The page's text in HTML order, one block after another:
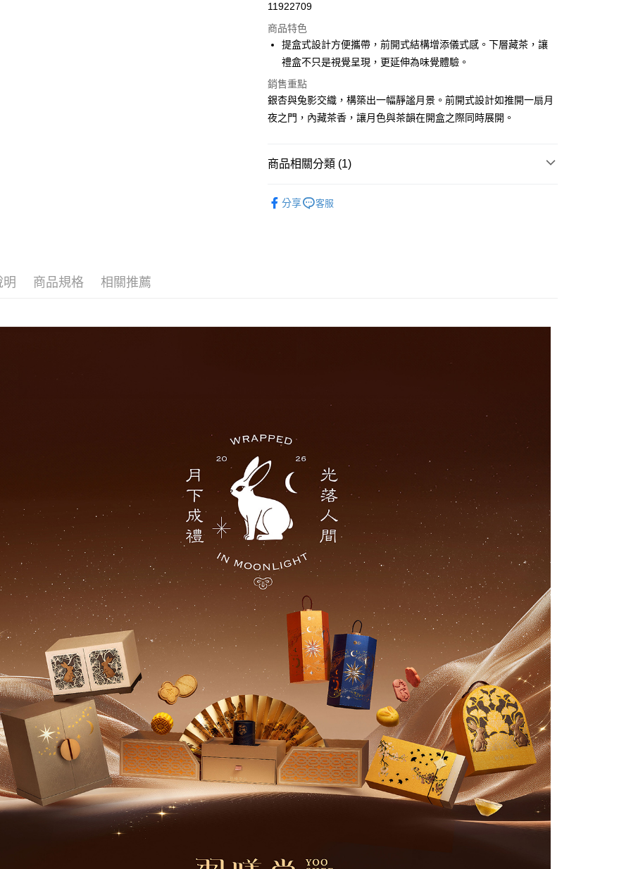
ATM付款
運送方式
常溫宅配
離島宅配（不含澎湖縣望安鄉、澎湖縣七美鄉與金門縣烏坵鄉）
11922709
商品特色
提盒式設計方便攜帶，前開式結構增添儀式感。下層藏茶，讓
禮盒不只是視覺呈現，更延伸為味覺體驗。
銷售重點
銀杏與兔影交織，構築出一幅靜謐月景。前開式設計如推開一扇月
夜之門，內藏茶香，讓月色與茶韻在開盒之際同時展開。
商品相關分類 (1)
分享
客服
明 商品規格 相關推薦